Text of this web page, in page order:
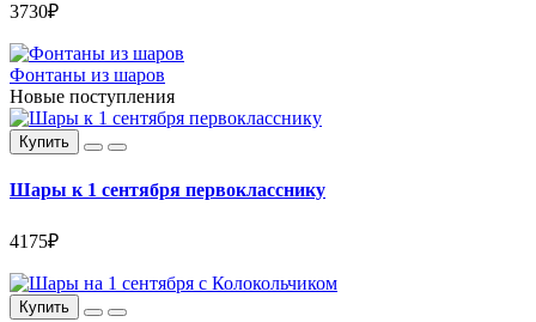
3730₽
Фонтаны из шаров
Новые поступления
Купить
Шары к 1 сентября первокласснику
4175₽
Купить